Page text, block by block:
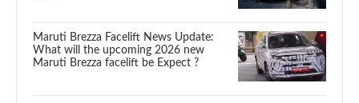
Maruti Brezza Facelift News Update:
What will the upcoming 2026 new
Maruti Brezza facelift be Expect ?